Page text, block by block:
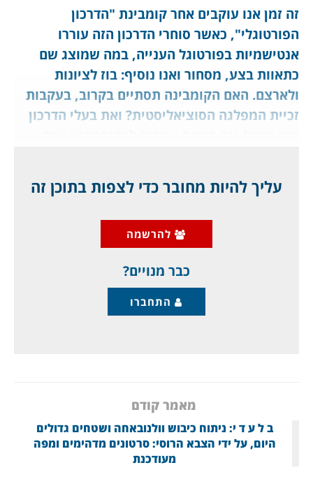
זה זמן אנו עוקבים אחר קומבינת "הדרכון
הפורטוגלי", כאשר סוחרי הדרכון הזה עוררו
אנטישמיות בפורטוגל הענייה, במה שמוצג שם
כתאוות בצע, מסחור ואנו נוסיף: בוז לציונות
ולארצם. האם הקומבינה תסתיים בקרוב, בעקבות
זכיית המפלגה הסוציאליסטית? ואת בעלי הדרכון
של פורטו, שנעצר אתמול בשעה שהיה בדרכו
(להימלט?) לישראל. כך גם האוליגרך רומן
אברמוביץ, כשהאזרחות הישראלית שהוציא בשנת
עליך להיות מחובר כדי לצפות בתוכן זה
להרשמה
כבר מנויים?
התחברו
מאמר קודם
ב ל ע ד י: ניתוח כיבוש וולנובאחה ושטחים גדולים
היום, על ידי הצבא הרוסי: סרטונים מדהימים ומפה
מעודכנת